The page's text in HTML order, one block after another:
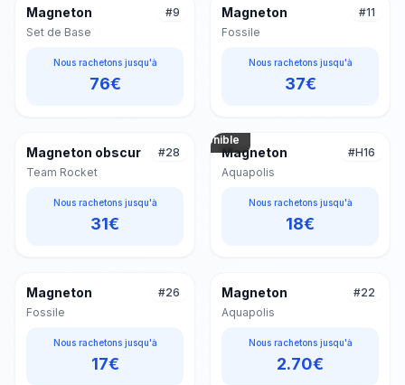
#9
Magneton
Set de Base
Nous rachetons jusqu'à
76€
#11
Magneton
Fossile
Nous rachetons jusqu'à
37€
#28
Magneton obscur
Team Rocket
Nous rachetons jusqu'à
31€
disponible
#H16
Magneton
Aquapolis
Nous rachetons jusqu'à
18€
#26
Magneton
Fossile
Nous rachetons jusqu'à
17€
#22
Magneton
Aquapolis
Nous rachetons jusqu'à
2.70€